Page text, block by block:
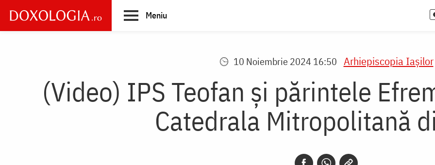
main
Meniu
10 Noiembrie 2024 16:50 Arhiepiscopia Iaşilor
(Video) IPS Teofan și părintele
Catedrala Mitropolitană